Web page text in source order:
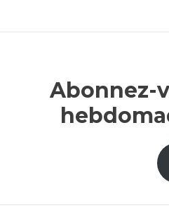
Abonnez-